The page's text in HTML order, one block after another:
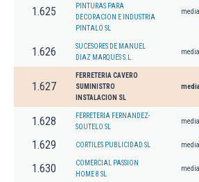
1.625
PINTURAS PARA
DECORACION E INDUSTRIA
PINTALO SL
1.626
SUCESORES DE MANUEL
DIAZ MARQUES S.L.
1.627
FERRETERIA CAVERO
SUMINISTRO
INSTALACION SL
1.628
FERRETERIA FERNANDEZ-
SOUTELO SL
1.629 CORTILES PUBLICIDAD SL
1.630
COMERCIAL PASSION
HOME 8 SL